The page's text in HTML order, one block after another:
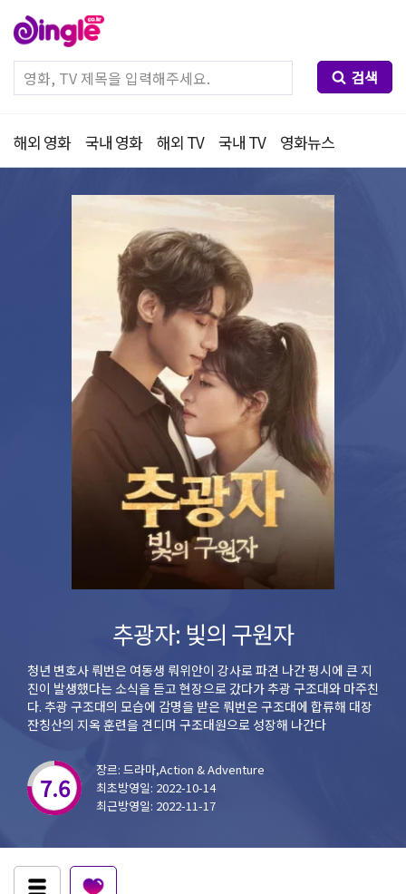
검색
해외 영화 국내 영화 해외 TV 국내 TV 영화뉴스
추광자: 빛의 구원자
청년 변호사 뤄번은 여동생 뤄위안이 강사로 파견 나간 펑시에 큰 지
진이 발생했다는 소식을 듣고 현장으로 갔다가 추광 구조대와 마주친
다. 추광 구조대의 모습에 감명을 받은 뤄번은 구조대에 합류해 대장
잔칭산의 지옥 훈련을 견디며 구조대원으로 성장해 나간다
7.6
장르: 드라마,Action & Adventure
최초방영일: 2022-10-14
최근방영일: 2022-11-17